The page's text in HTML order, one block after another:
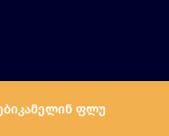
Კამელინ Ფლუ